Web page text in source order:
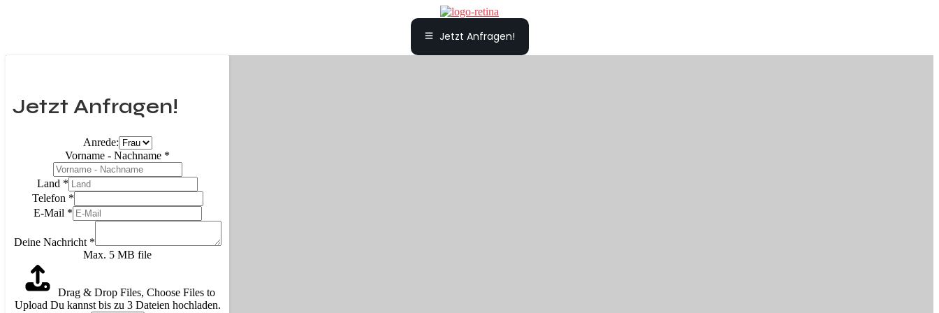
Jetzt Anfragen!
Jetzt Anfragen!
Anrede:
Vorname - Nachname *
Land *
Telefon *
E-Mail *
Deine Nachricht *
Max. 5 MB file
Drag & Drop Files, Choose Files to
Upload Du kannst bis zu 3 Dateien hochladen.